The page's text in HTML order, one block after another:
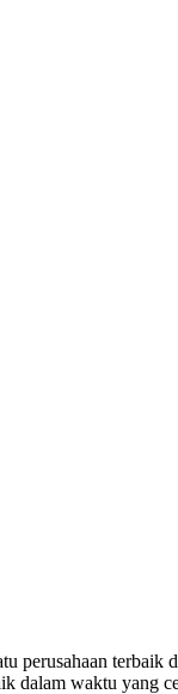
dalam waktu yang